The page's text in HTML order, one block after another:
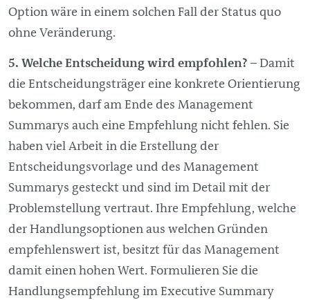
Option wäre in einem solchen Fall der Status quo
ohne Veränderung.
Welche Entscheidung wird empfohlen? – Damit
die Entscheidungsträger eine konkrete Orientierung
bekommen, darf am Ende des Management
Summarys auch eine Empfehlung nicht fehlen. Sie
haben viel Arbeit in die Erstellung der
Entscheidungsvorlage und des Management
Summarys gesteckt und sind im Detail mit der
Problemstellung vertraut. Ihre Empfehlung, welche
der Handlungsoptionen aus welchen Gründen
empfehlenswert ist, besitzt für das Management
damit einen hohen Wert. Formulieren Sie die
Handlungsempfehlung im Executive Summary